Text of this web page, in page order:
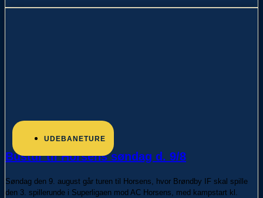
UDEBANETURE
Bustur til Horsens søndag d. 9/8
Søndag den 9. august går turen til Horsens, hvor Brøndby IF skal spille
den 3. spillerunde i Superligaen mod AC Horsens, med kampstart kl.